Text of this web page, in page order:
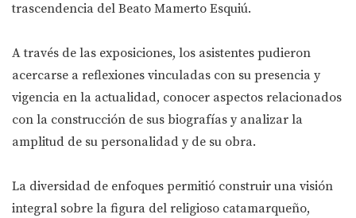
trascendencia del Beato Mamerto Esquiú.
A través de las exposiciones, los asistentes pudieron
acercarse a reflexiones vinculadas con su presencia y
vigencia en la actualidad, conocer aspectos relacionados
con la construcción de sus biografías y analizar la
amplitud de su personalidad y de su obra.
La diversidad de enfoques permitió construir una visión
integral sobre la figura del religioso catamarqueño,